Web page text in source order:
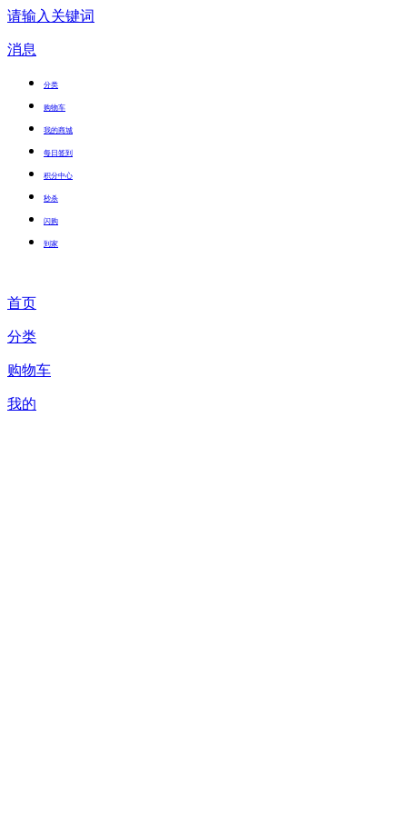
请输入关键词
消息
分类
购物车
我的商城
每日签到
积分中心
秒杀
闪购
到家
首页
分类
购物车
我的